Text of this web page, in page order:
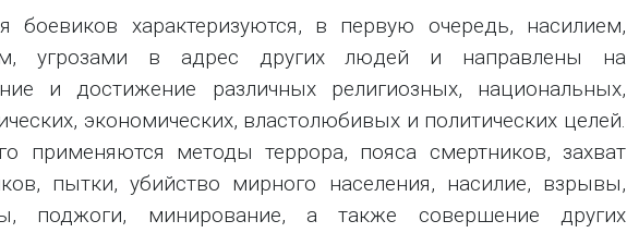
боевиков характеризуются, в первую очередь, насилием,
угрозами в адрес других людей и направлены на
и достижение различных религиозных, национальных,
экономических, властолюбивых и политических целей.
применяются методы террора, пояса смертников, захват
пытки, убийство мирного населения, насилие, взрывы,
поджоги, минирование, а также совершение других